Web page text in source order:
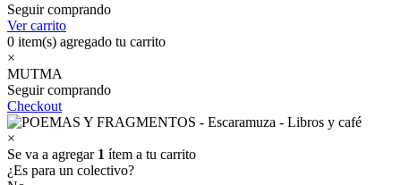
Seguir comprando
Ver carrito
0 item(s) agregado tu carrito
×
MUTMA
Seguir comprando
Checkout
×
Se va a agregar 1 ítem a tu carrito
¿Es para un colectivo?